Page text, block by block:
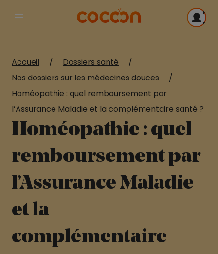
Afficher la navigation principale
Me
Accueil / Dossiers santé
/
Nos dossiers sur les médecines douces
/
Homéopathie : quel remboursement par
l’Assurance Maladie et la complémentaire santé ?
Homéopathie : quel
remboursement par
l’Assurance Maladie
et la
complémentaire